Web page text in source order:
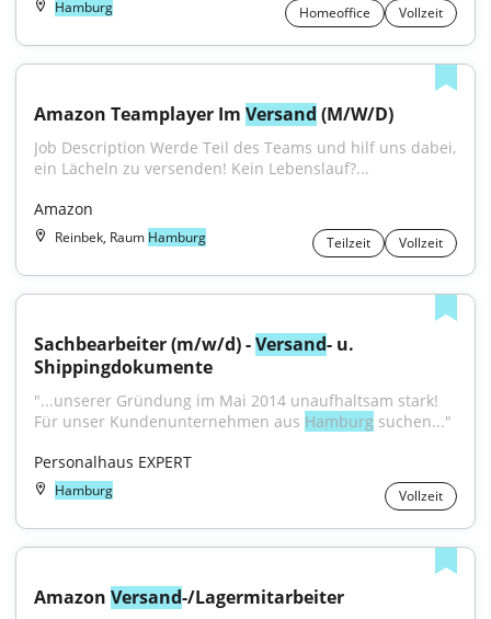
Hamburg Homeoffice Vollzeit
Amazon Teamplayer Im Versand (M/W/D)
Job Description Werde Teil des Teams und hilf uns dabei,
ein Lächeln zu versenden! Kein Lebenslauf?...
Amazon
Reinbek, Raum Hamburg Teilzeit Vollzeit
Sachbearbeiter (m/w/d) - Versand- u.
Shippingdokumente
"...unserer Gründung im Mai 2014 unaufhaltsam stark!
Für unser Kundenunternehmen aus Hamburg suchen..."
Personalhaus EXPERT
Hamburg Vollzeit
Amazon Versand-/Lagermitarbeiter